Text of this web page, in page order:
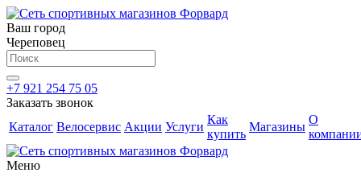
Ваш город
Череповец
+7 921 254 75 05
Заказать звонок
Каталог Велосервис Акции Услуги
Как
купить
Магазины
О
Меню